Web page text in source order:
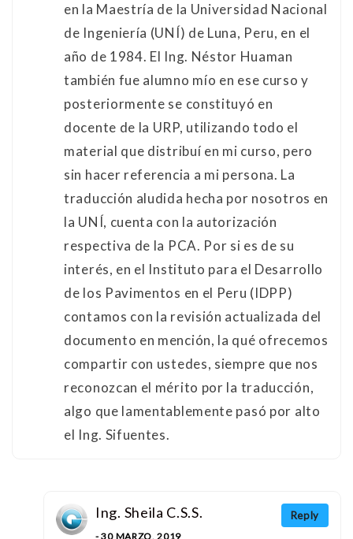
en la Maestría de la Universidad Nacional
de Ingeniería (UNÍ) de Luna, Peru, en el
año de 1984. El Ing. Néstor Huaman
también fue alumno mío en ese curso y
posteriormente se constituyó en
docente de la URP, utilizando todo el
material que distribuí en mi curso, pero
sin hacer referencia a mi persona. La
traducción aludida hecha por nosotros en
la UNÍ, cuenta con la autorización
respectiva de la PCA. Por si es de su
interés, en el Instituto para el Desarrollo
de los Pavimentos en el Peru (IDPP)
contamos con la revisión actualizada del
documento en mención, la qué ofrecemos
compartir con ustedes, siempre que nos
reconozcan el mérito por la traducción,
algo que lamentablemente pasó por alto
el Ing. Sifuentes.
Reply
Ing. Sheila C.S.S.
- 30 MARZO, 2019